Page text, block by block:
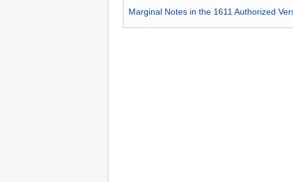
Marginal Notes in the 1611 Authorized